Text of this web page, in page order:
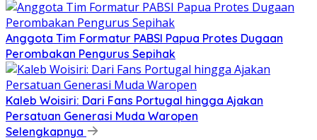
Anggota Tim Formatur PABSI Papua Protes Dugaan
Perombakan Pengurus Sepihak
Kaleb Woisiri: Dari Fans Portugal hingga Ajakan
Persatuan Generasi Muda Waropen
Selengkapnya